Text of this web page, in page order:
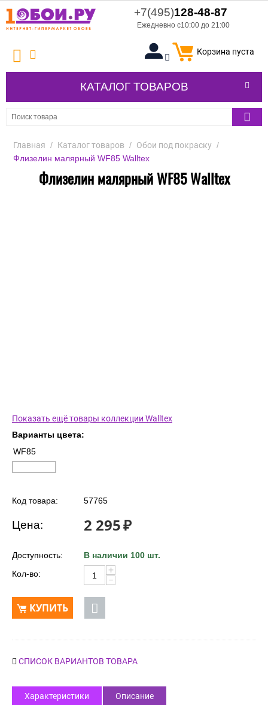
+7(495)128-48-87
Ежедневно с10:00 до 21:00
Корзина пуста
КАТАЛОГ ТОВАРОВ
Главная / Каталог товаров / Обои под покраску /
Флизелин малярный WF85 Walltex
Флизелин малярный WF85 Walltex
Показать ещё товары коллекции Walltex
Варианты цвета:
WF85
Код товара: 57765
Цена: 2 295₽
Доступность:
В наличии 100 шт.
Кол-во:
+
−
КУПИТЬ
СПИСОК ВАРИАНТОВ ТОВАРА
Характеристики Описание